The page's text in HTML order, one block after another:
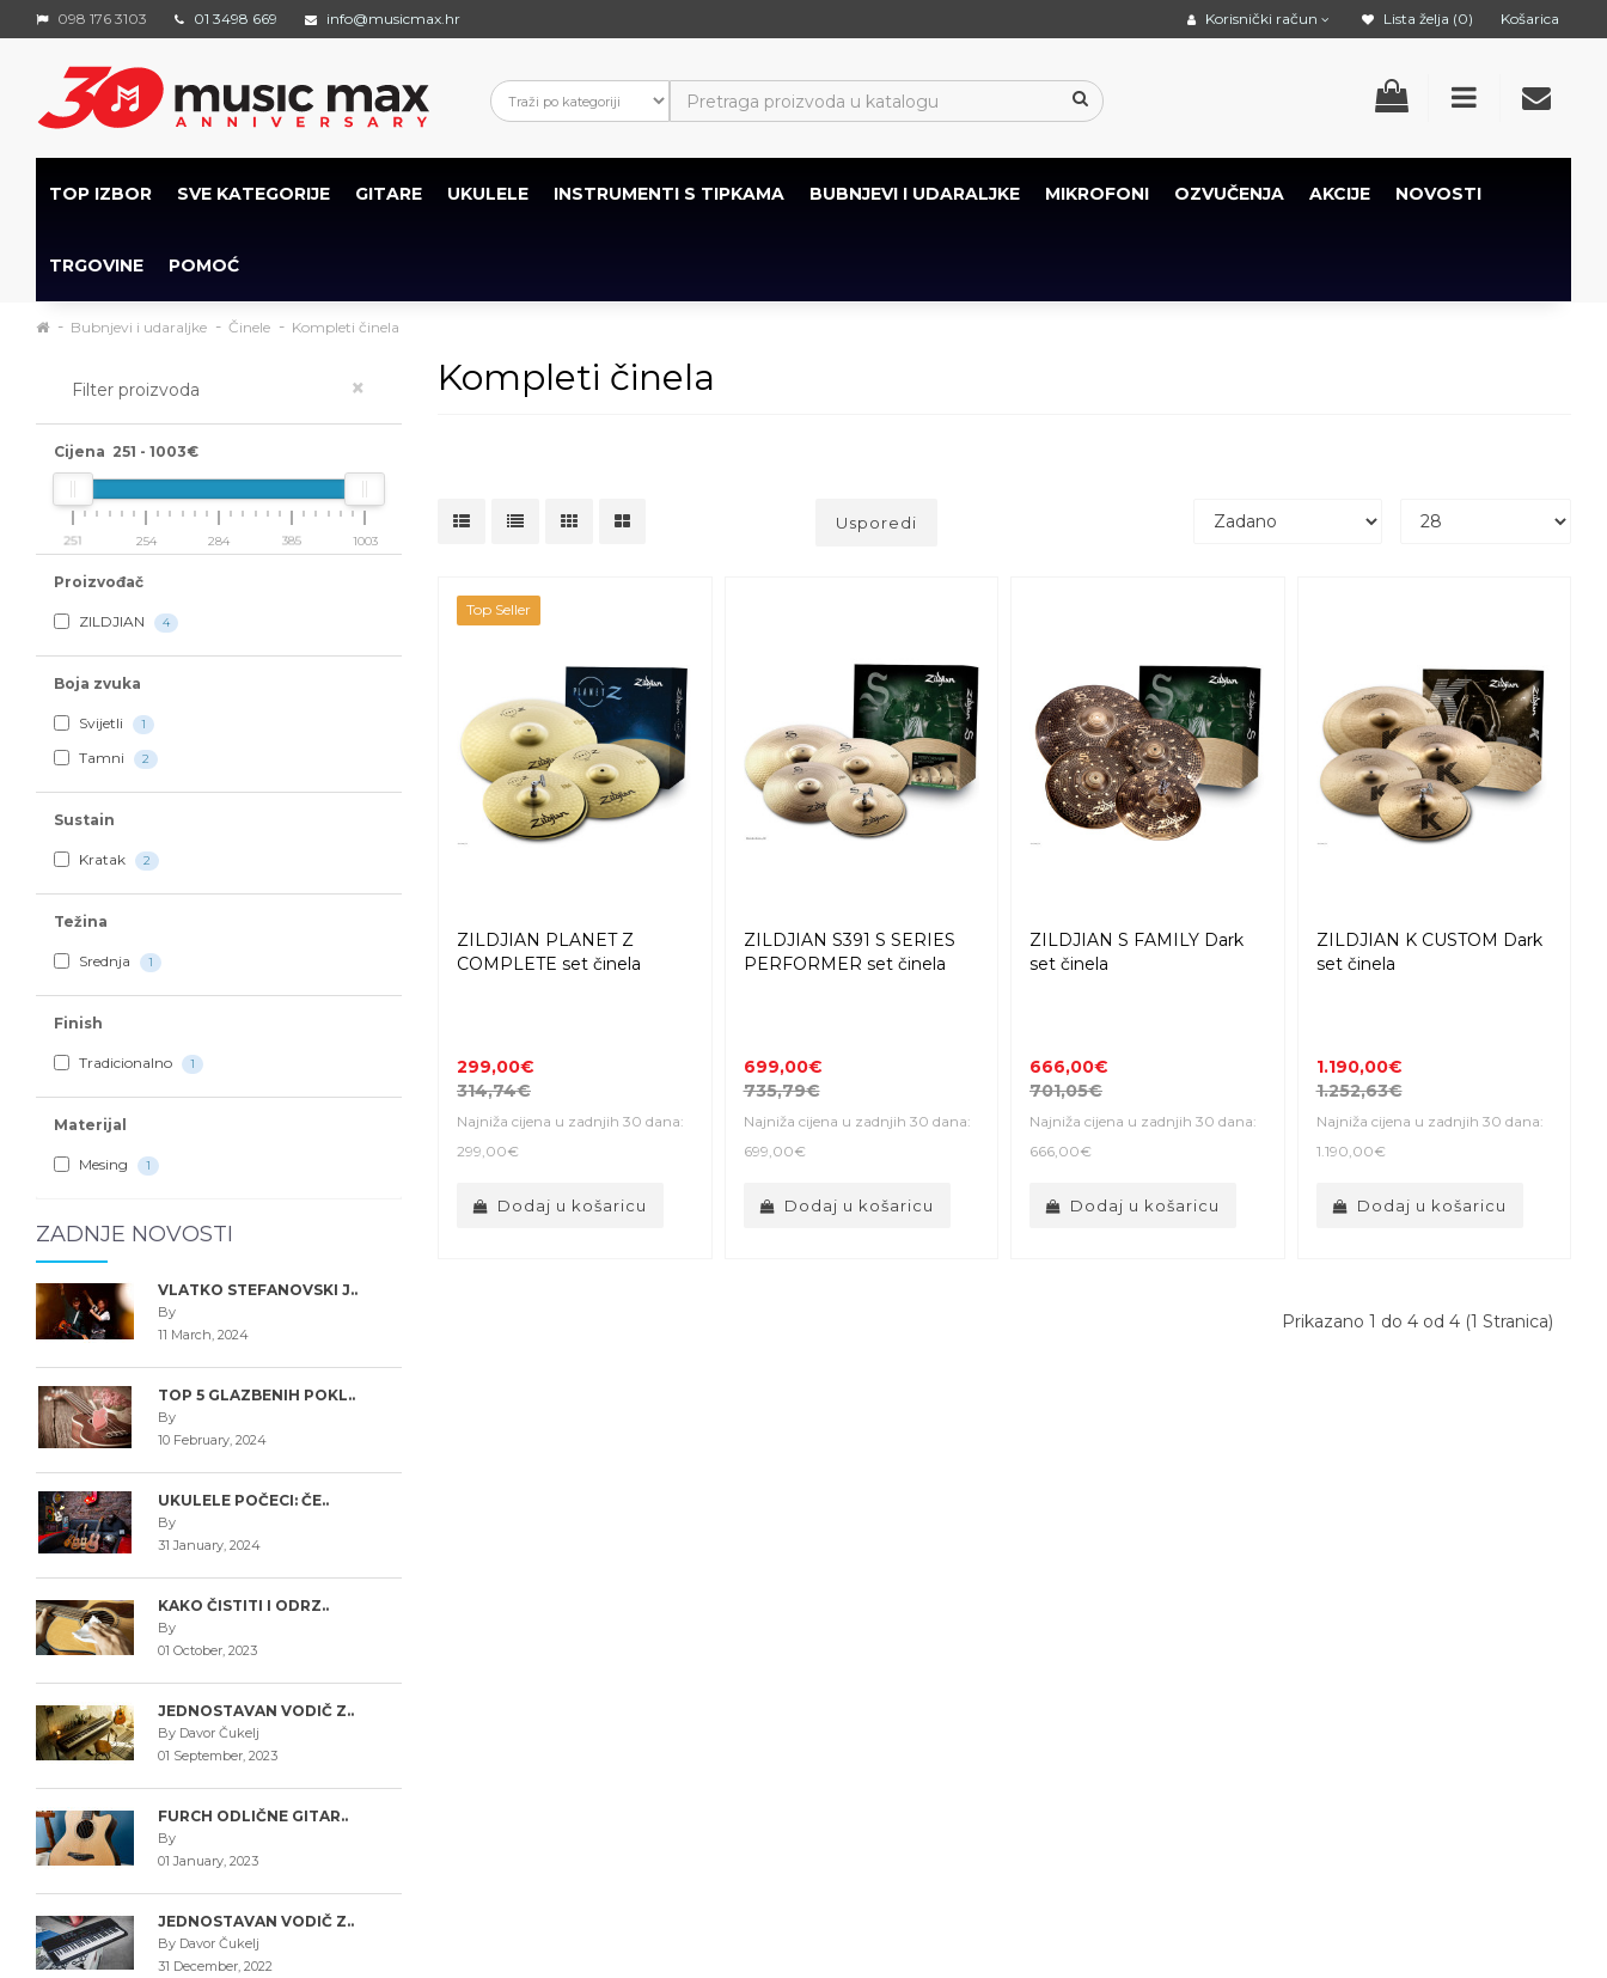
098 176 3103 01 3498 669 info@musicmax.hr Korisnički račun Lista želja (0) Košarica
TOP IZBOR SVE KATEGORIJE GITARE UKULELE INSTRUMENTI S TIPKAMA BUBNJEVI I UDARALJKE MIKROFONI OZVUČENJA AKCIJE NOVOSTI
TRGOVINE POMOĆ
Bubnjevi i udaraljke Činele Kompleti činela
Filter proizvoda ×
Cijena 251 - 1003€
251 254 284 385 1003
Proizvođač
ZILDJIAN 4
Boja zvuka
Svijetli 1
Tamni 2
Sustain
Kratak 2
Težina
Srednja 1
Finish
Tradicionalno 1
Materijal
Mesing 1
ZADNJE NOVOSTI
VLATKO STEFANOVSKI J..
By
11 March, 2024
TOP 5 GLAZBENIH POKL..
By
10 February, 2024
UKULELE POČECI: ČE..
By
31 January, 2024
KAKO ČISTITI I ODRZ..
By
01 October, 2023
JEDNOSTAVAN VODIČ Z..
By Davor Čukelj
01 September, 2023
FURCH ODLIČNE GITAR..
By
01 January, 2023
JEDNOSTAVAN VODIČ Z..
By Davor Čukelj
31 December, 2022
Kompleti činela
Usporedi
Top Seller
ZILDJIAN PLANET Z
COMPLETE set činela
299,00€
314,74€
Najniža cijena u zadnjih 30 dana:
299,00€
Dodaj u košaricu
ZILDJIAN S391 S SERIES
PERFORMER set činela
699,00€
735,79€
Najniža cijena u zadnjih 30 dana:
699,00€
Dodaj u košaricu
ZILDJIAN S FAMILY Dark
set činela
666,00€
701,05€
Najniža cijena u zadnjih 30 dana:
666,00€
Dodaj u košaricu
ZILDJIAN K CUSTOM Dark
set činela
1.190,00€
1.252,63€
Najniža cijena u zadnjih 30 dana:
1.190,00€
Dodaj u košaricu
Prikazano 1 do 4 od 4 (1 Stranica)